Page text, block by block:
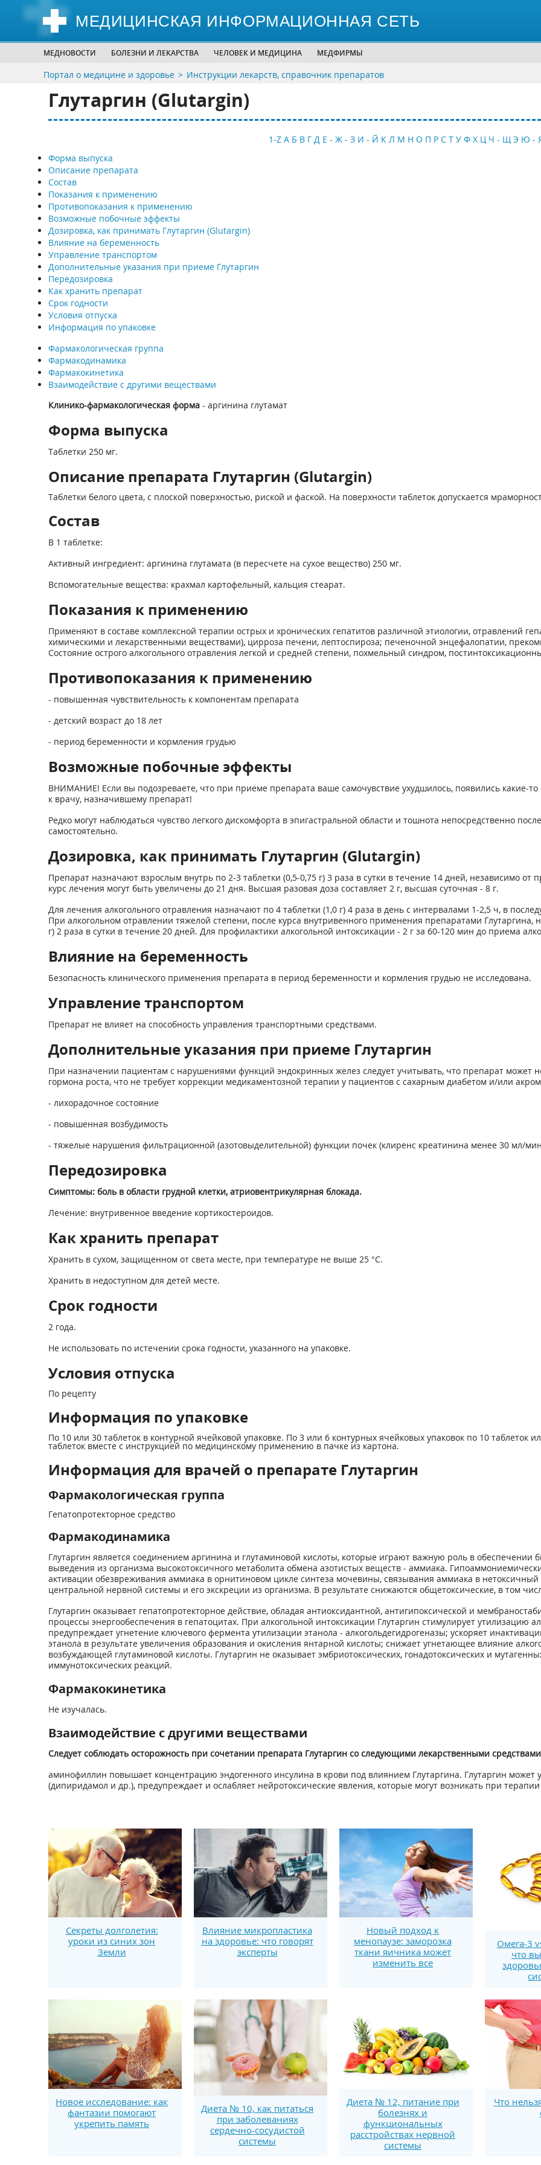
МЕДИЦИНСКАЯ ИНФОРМАЦИОННАЯ СЕТЬ
МЕДНОВОСТИ БОЛЕЗНИ И ЛЕКАРСТВА ЧЕЛОВЕК И МЕДИЦИНА МЕДФИРМЫ
Портал о медицине и здоровье Инструкции лекарств, справочник препаратов
Глутаргин (Glutargin)
1-Z А Б В Г Д Е - Ж - З И - Й К Л М Н О П Р С Т У Ф Х Ц Ч - Щ Э Ю -
Форма выпуска
Описание препарата
Состав
Показания к применению
Противопоказания к применению
Возможные побочные эффекты
Дозировка, как принимать Глутаргин (Glutargin)
Влияние на беременность
Управление транспортом
Дополнительные указания при приеме Глутаргин
Передозировка
Как хранить препарат
Срок годности
Условия отпуска
Информация по упаковке
Фармакологическая группа
Фармакодинамика
Фармакокинетика
Взаимодействие с другими веществами
Клинико-фармакологическая форма- аргинина глутамат
Форма выпуска
Таблетки 250 мг.
Описание препарата Глутаргин (Glutargin)
Таблетки белого цвета, с плоской поверхностью, риской и фаской. На поверхности таблеток допускается
Состав
В 1 таблетке:
Активный ингредиент: аргинина глутамата (в пересчете на сухое вещество) 250 мг.
Вспомогательные вещества: крахмал картофельный, кальция стеарат.
Показания к применению
Применяют в составе комплексной терапии острых и хронических гепатитов различной этиологии, отравлений
химическими и ле­карственными веществами), цирроза печени, лептоспироза; печеночной энцефалопатии,
Состояние острого алкогольного отравления легкой и средней степени, похмельный синдром,
Противопоказания к применению
- повышенная чувствительность к компонентам препарата
- детский возраст до 18 лет
- период беременности и кормления грудью
Возможные побочные эффекты
ВНИМАНИЕ! Если вы подозреваете, что при приеме препарата ваше самочувствие ухудшилось, появились какие-
к врачу, назначившему препарат!
Редко могут наблюдаться чувство легкого дискомфорта в эпигастральной области и тошнота непосредственно
самостоятельно.
Дозировка, как принимать Глутаргин (Glutargin)
Препарат назначают взрослым внутрь по 2-3 таблетки (0,5-0,75 г) 3 раза в сутки в течение 14 дней, независимо
курс лечения могут быть увеличены до 21 дня. Высшая разовая доза составляет 2 г, высшая суточная - 8 г.
Для лечения алкогольного отравления назначают по 4 таблетки (1,0 г) 4 раза в день с интервалами 1-2,5 ч, в
При алкогольном отравлении тяжелой степени, после курса внутривенного применения препаратами Глутаргина,
г) 2 раза в сутки в течение 20 дней. Для профилактики алкогольной интоксикации - 2 г за 60-120 мин до приема
Влияние на беременность
Безопасность клинического применения препарата в период беременности и кормления грудью не исследована.
Управление транспортом
Препарат не влияет на способность управления транспортными средствами.
Дополнительные указания при приеме Глутаргин
При назначении пациентам с нарушениями функций эндокринных желез следует учитывать, что препарат может
гормона роста, что не требует коррекции медикаментозной терапии у пациентов с сахарным диабетом и/или
- лихорадочное состояние
- повышенная возбудимость
- тяжелые нарушения фильтрационной (азотовыделительной) функции почек (клиренс креатинина менее 30 мл/
Передозировка
Симптомы: боль в области грудной клетки, атриовентрикулярная блокада.
Лечение: внутривенное введение кортикостероидов.
Как хранить препарат
Хранить в сухом, защищенном от света месте, при температуре не выше 25 °С.
Хранить в недоступном для детей месте.
Срок годности
2 года.
Не использовать по истечении срока годности, указанного на упаковке.
Условия отпуска
По рецепту
Информация по упаковке
По 10 или 30 таблеток в контурной ячейковой упаковке. По 3 или 6 контурных ячейковых упаковок по 10 таблеток
таблеток вместе с инструкцией по медицинскому применению в пачке из картона.
Информация для врачей о препарате Глутаргин
Фармакологическая группа
Гепатопротекторное средство
Фармакодинамика
Глутаргин является соединением аргинина и глутаминовой кислоты, которые играют важную роль в обеспечении
выведения из организма высокотоксичного метаболита обмена азотистых веществ - аммиака.
активации обезвреживания аммиака в орнитиновом цикле синтеза мочевины, связывания аммиака в
центральной нервной системы и его экскреции из организма. В результате снижаются общетоксические, в том
Глутаргин оказывает гепатопротекторное действие, обладая антиоксидантной, антигипоксической и
процессы энергообеспечения в гепатоцитах. При алкогольной интоксикации Глутаргин стимулирует утилизацию
предупреждает угнетение ключевого фермента утилизации этанола - алкогольдегидрогеназы; ускоряет
этанола в результате увеличения образования и окисления янтарной кислоты; снижает угнетающее влияние
возбуждающей глутаминовой кислоты. Глутаргин не оказывает эмбриотоксических, гонадотоксических и
иммунотоксических реакций.
Фармакокинетика
Не изучалась.
Взаимодействие с другими веществами
Следует соблюдать осторожность при сочетании препарата Глутаргин со следующими лекарственными
аминофиллин повышает концентрацию эндогенного инсулина в крови под влиянием Глутаргина. Глутаргин может
(дипиридамол и др.), предупреждает и ослабляет нейротоксические явления, которые могут возникать при
Секреты долголетия:
уроки из синих зон
Земли
Влияние микропластика
на здоровье: что говорят
эксперты
Новый подход к
менопаузе: заморозка
ткани яичника может
изменить все
Омега-3
что
Новое исследование: как
фантазии помогают
укрепить память
Диета № 10, как питаться
при заболеваниях
сердечно-сосудистой
системы
Диета № 12, питание при
болезнях и
функциональных
расстройствах нервной
системы
Что